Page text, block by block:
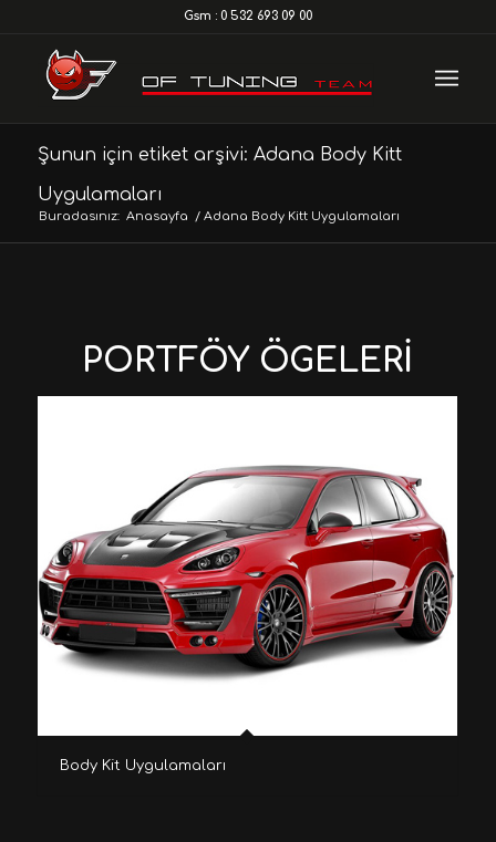
Gsm : 0 532 693 09 00
Şunun için etiket arşivi: Adana Body Kitt
Uygulamaları
Buradasınız: Anasayfa / Adana Body Kitt Uygulamaları
PORTFÖY ÖGELERI
Body Kit Uygulamaları